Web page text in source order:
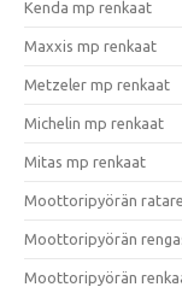
Kenda mp renkaat
Maxxis mp renkaat
Metzeler mp renkaat
Michelin mp renkaat
Mitas mp renkaat
Moottoripyörän
Moottoripyörän
Moottoripyörän